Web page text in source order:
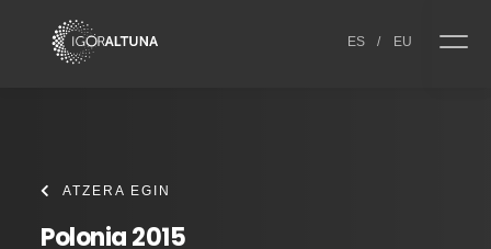
ES / EU
ATZERA EGIN
Polonia 2015